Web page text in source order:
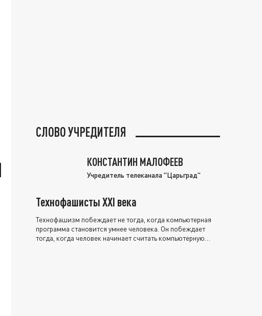
СЛОВО УЧРЕДИТЕЛЯ
КОНСТАНТИН МАЛОФЕЕВ
Учредитель телеканала "Царьград"
Технофашисты XXI века
Технофашизм побеждает не тогда, когда компьютерная
программа становится умнее человека. Он побеждает
тогда, когда человек начинает считать компьютерную